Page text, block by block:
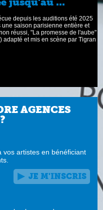
depuis les auditions été 2025
une saison parisienne entière et
réussi, "La promesse de l'aube"
adapté et mis en scène par Tigran
AGENCES
vos artistes en bénéficiant
JE M'INSCRIS